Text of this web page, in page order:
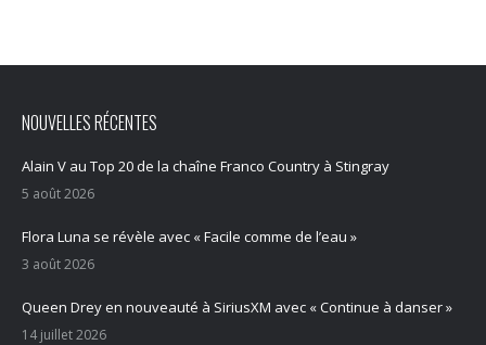
NOUVELLES RÉCENTES
Alain V au Top 20 de la chaîne Franco Country à Stingray
5 août 2026
Flora Luna se révèle avec « Facile comme de l’eau »
3 août 2026
Queen Drey en nouveauté à SiriusXM avec « Continue à danser »
14 juillet 2026